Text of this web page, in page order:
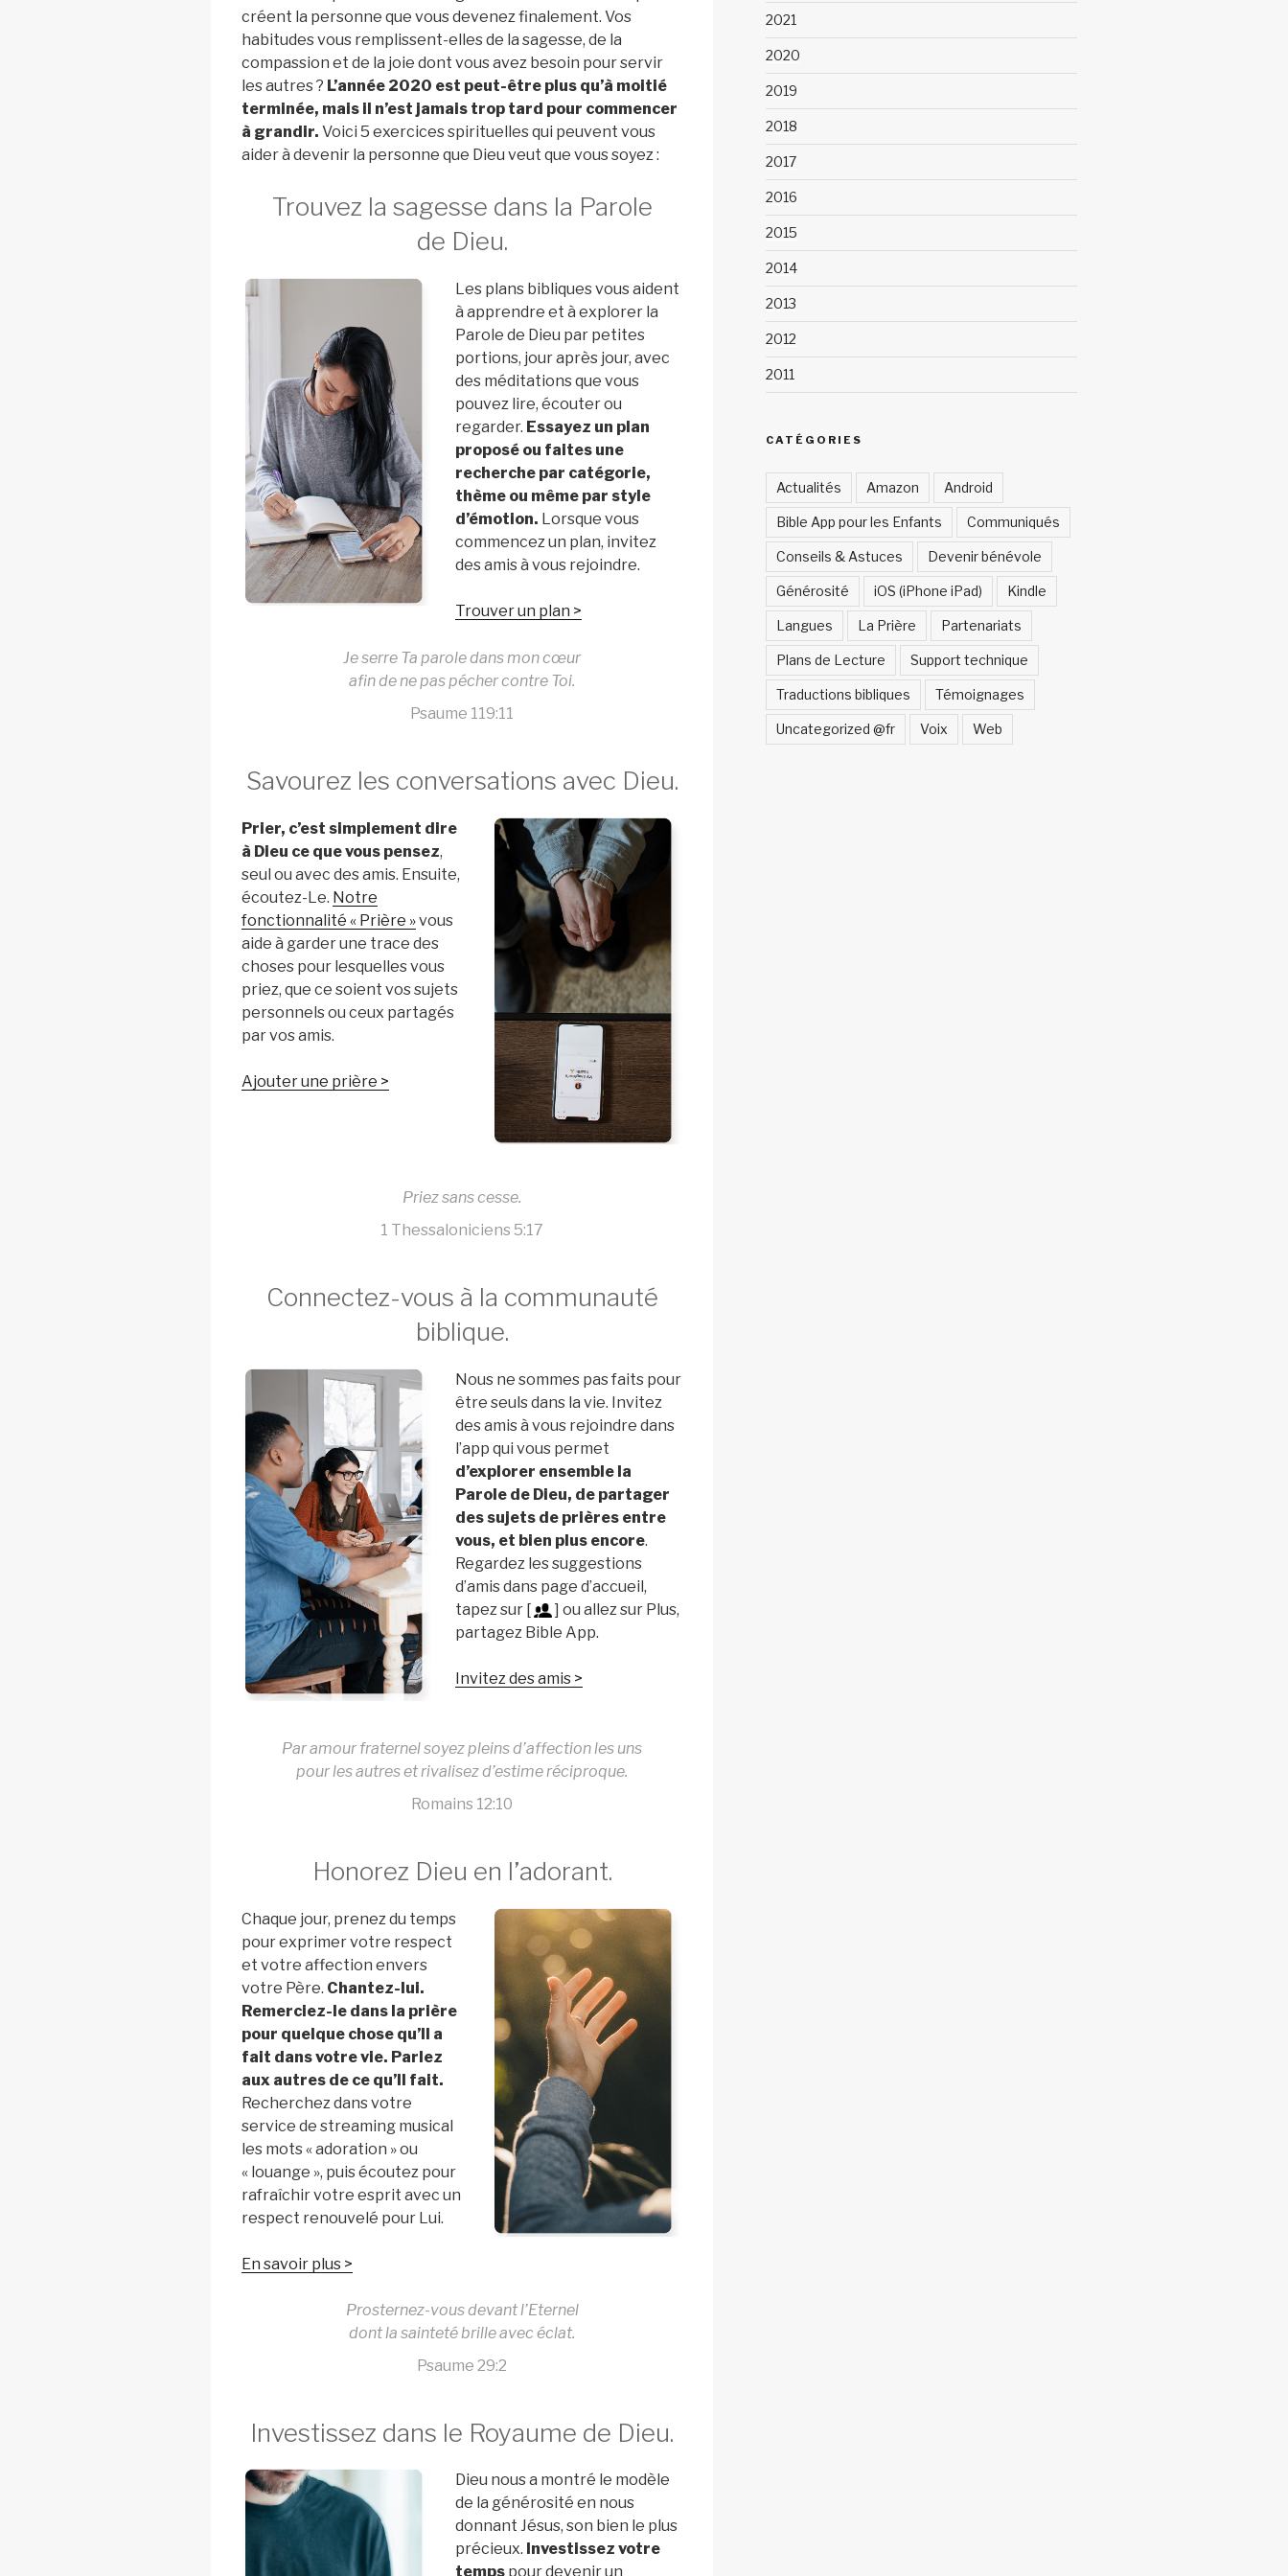
créent la personne que vous devenez finalement. Vos
habitudes vous remplissent-elles de la sagesse, de la
compassion et de la joie dont vous avez besoin pour servir
les autres ? L’année 2020 est peut-être plus qu’à moitié
terminée, mais il n’est jamais trop tard pour commencer
à grandir. Voici 5 exercices spirituelles qui peuvent vous
aider à devenir la personne que Dieu veut que vous soyez :
Trouvez la sagesse dans la Parole
de Dieu.
Les plans bibliques vous aident
à apprendre et à explorer la
Parole de Dieu par petites
portions, jour après jour, avec
des méditations que vous
pouvez lire, écouter ou
regarder. Essayez un plan
proposé ou faites une
recherche par catégorie,
thème ou même par style
d’émotion. Lorsque vous
commencez un plan, invitez
des amis à vous rejoindre.
Trouver un plan >
Je serre Ta parole dans mon cœur
afin de ne pas pécher contre Toi.
Psaume 119:11
Savourez les conversations avec Dieu.
Prier, c’est simplement dire
à Dieu ce que vous pensez,
seul ou avec des amis. Ensuite,
écoutez-Le. Notre
fonctionnalité « Prière »vous
aide à garder une trace des
choses pour lesquelles vous
priez, que ce soient vos sujets
personnels ou ceux partagés
par vos amis.
Ajouter une prière >
Priez sans cesse.
1 Thessaloniciens 5:17
Connectez-vous à la communauté
biblique.
Nous ne sommes pas faits pour
être seuls dans la vie. Invitez
des amis à vous rejoindre dans
l’app qui vous permet
d’explorer ensemble la
Parole de Dieu, de partager
des sujets de prières entre
vous, et bien plus encore.
Regardez les suggestions
d’amis dans page d’accueil,
tapez sur [
] ou allez sur Plus,
partagez Bible App.
Invitez des amis >
Par amour fraternel soyez pleins d’affection les uns
pour les autres et rivalisez d’estime réciproque.
Romains 12:10
Honorez Dieu en l’adorant.
Chaque jour, prenez du temps
pour exprimer votre respect
et votre affection envers
votre Père. Chantez-lui.
Remerciez-le dans la prière
pour quelque chose qu’Il a
fait dans votre vie. Parlez
aux autres de ce qu’Il fait.
Recherchez dans votre
service de streaming musical
les mots « adoration » ou
« louange », puis écoutez pour
rafraîchir votre esprit avec un
respect renouvelé pour Lui.
En savoir plus >
Prosternez-vous devant l’Eternel
dont la sainteté brille avec éclat.
Psaume 29:2
Investissez dans le Royaume de Dieu.
Dieu nous a montré le modèle
de la générosité en nous
donnant Jésus, son bien le plus
précieux. Investissez votre
temps pour devenir un
2021
2020
2019
2018
2017
2016
2015
2014
2013
2012
2011
CATÉGORIES
Actualités Amazon Android
Bible App pour les Enfants Communiqués
Conseils & Astuces Devenir bénévole
Générosité iOS (iPhone iPad) Kindle
Langues La Prière Partenariats
Plans de Lecture Support technique
Traductions bibliques Témoignages
Uncategorized @fr Voix Web